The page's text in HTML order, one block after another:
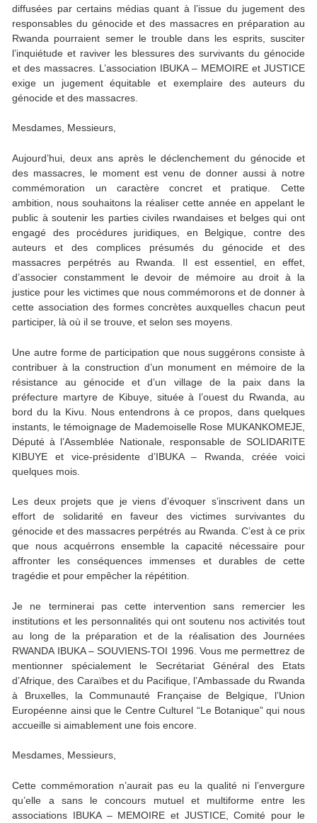
diffusées par certains médias quant à l’issue du jugement des
responsables du génocide et des massacres en préparation au
Rwanda pourraient semer le trouble dans les esprits, susciter
l’inquiétude et raviver les blessures des survivants du génocide
et des massacres. L’association IBUKA – MEMOIRE et JUSTICE
exige un jugement équitable et exemplaire des auteurs du
génocide et des massacres.
Mesdames, Messieurs,
Aujourd’hui, deux ans après le déclenchement du génocide et
des massacres, le moment est venu de donner aussi à notre
commémoration un caractère concret et pratique. Cette
ambition, nous souhaitons la réaliser cette année en appelant le
public à soutenir les parties civiles rwandaises et belges qui ont
engagé des procédures juridiques, en Belgique, contre des
auteurs et des complices présumés du génocide et des
massacres perpétrés au Rwanda. Il est essentiel, en effet,
d’associer constamment le devoir de mémoire au droit à la
justice pour les victimes que nous commémorons et de donner à
cette association des formes concrètes auxquelles chacun peut
participer, là où il se trouve, et selon ses moyens.
Une autre forme de participation que nous suggérons consiste à
contribuer à la construction d’un monument en mémoire de la
résistance au génocide et d’un village de la paix dans la
préfecture martyre de Kibuye, située à l’ouest du Rwanda, au
bord du la Kivu. Nous entendrons à ce propos, dans quelques
instants, le témoignage de Mademoiselle Rose MUKANKOMEJE,
Député à l’Assemblée Nationale, responsable de SOLIDARITE
KIBUYE et vice-présidente d’IBUKA – Rwanda, créée voici
quelques mois.
Les deux projets que je viens d’évoquer s’inscrivent dans un
effort de solidarité en faveur des victimes survivantes du
génocide et des massacres perpétrés au Rwanda. C’est à ce prix
que nous acquérrons ensemble la capacité nécessaire pour
affronter les conséquences immenses et durables de cette
tragédie et pour empêcher la répétition.
Je ne terminerai pas cette intervention sans remercier les
institutions et les personnalités qui ont soutenu nos activités tout
au long de la préparation et de la réalisation des Journées
RWANDA IBUKA – SOUVIENS-TOI 1996. Vous me permettrez de
mentionner spécialement le Secrétariat Général des Etats
d’Afrique, des Caraïbes et du Pacifique, l’Ambassade du Rwanda
à Bruxelles, la Communauté Française de Belgique, l’Union
Européenne ainsi que le Centre Culturel “Le Botanique” qui nous
accueille si aimablement une fois encore.
Mesdames, Messieurs,
Cette commémoration n’aurait pas eu la qualité ni l’envergure
qu’elle a sans le concours mutuel et multiforme entre les
associations IBUKA – MEMOIRE et JUSTICE, Comité pour le